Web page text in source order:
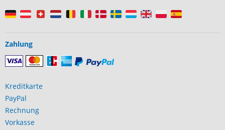
Zahlung
Kreditkarte
PayPal
Rechnung
Vorkasse